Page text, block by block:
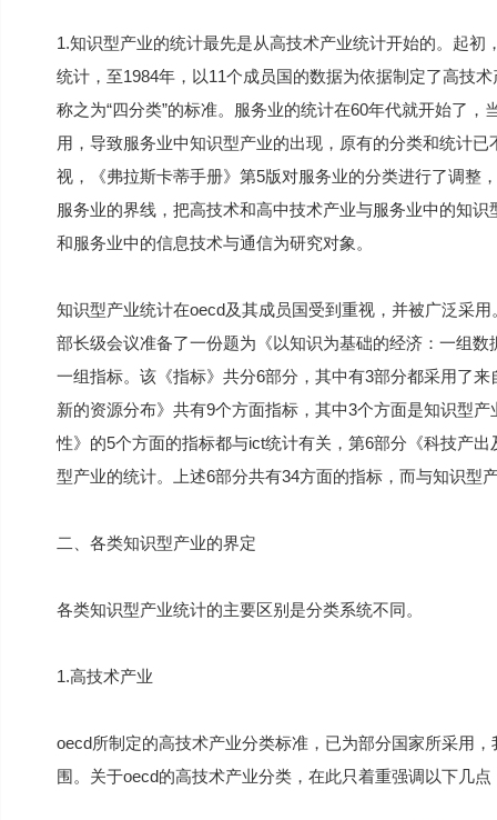
1.知识型产业的统计最先是从高技术产业统计开始的。起
统计，至1984年，以11个成员国的数据为依据制定了高技
称之为“四分类”的标准。服务业的统计在60年代就开始了
用，导致服务业中知识型产业的出现，原有的分类和统计
视，《弗拉斯卡蒂手册》第5版对服务业的分类进行了调整
服务业的界线，把高技术和高中技术产业与服务业中的知
和服务业中的信息技术与通信为研究对象。
知识型产业统计在oecd及其成员国受到重视，并被广泛采
部长级会议准备了一份题为《以知识为基础的经济：一组
一组指标。该《指标》共分6部分，其中有3部分都采用了
新的资源分布》共有9个方面指标，其中3个方面是知识型
性》的5个方面的指标都与ict统计有关，第6部分《科技产
型产业的统计。上述6部分共有34方面的指标，而与知识型
二、各类知识型产业的界定
各类知识型产业统计的主要区别是分类系统不同。
1.高技术产业
oecd所制定的高技术产业分类标准，已为部分国家所采用
围。关于oecd的高技术产业分类，在此只着重强调以下几点